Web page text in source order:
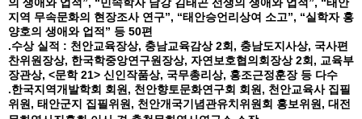
지역 무속문화의 현장조사 연구”, “태안승언리상여 소고”, “실학자 홍
양호의 생애와 업적” 등 50편
.수상 실적 : 천안교육장상, 충남교육감상 2회, 충남도지사상, 국사편
찬위원장상, 한국학중앙연구원장상, 자연보호협의회장상 2회, 교육부
장관상, <문학 21> 신인작품상, 국무총리상, 홍조근정훈장 등 다수
.한국지역개발학회 회원, 천안향토문화연구회 회원, 천안교육사 집필
위원, 태안군지 집필위원, 천안개국기념관유치위원회 홍보위원, 대전